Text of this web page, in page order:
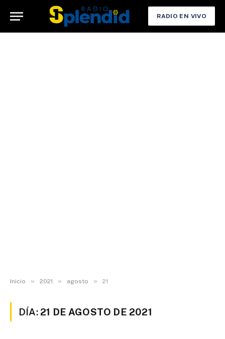
RADIO EN VIVO
Inicio » 2021 » agosto » 21
DÍA: 21 DE AGOSTO DE 2021